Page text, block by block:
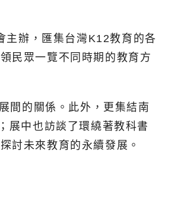
主辦，匯集台灣K12教育的各
民眾一覽不同時期的教育方
間的關係。此外，更集結南
展中也訪談了環繞著教科書
討未來教育的永續發展。